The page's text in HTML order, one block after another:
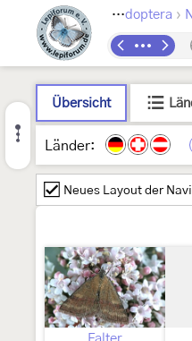
Lepidoptera ›
Übersicht
Länder:
Neues Layout der